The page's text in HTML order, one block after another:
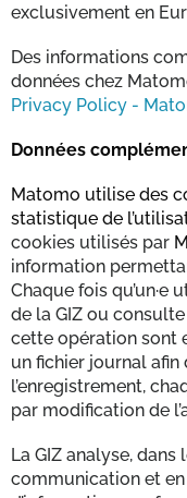
exclusivement en
Des informations
données chez
Privacy Policy -
Données
Matomo utilise des
statistique de
cookies utilisés par
information
Chaque fois qu’un·e
de la GIZ ou
cette opération sont
un fichier journal afin
l’enregistrement,
par modification de
La GIZ analyse,
communication et